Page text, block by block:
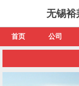
无锡裕
首页 公司